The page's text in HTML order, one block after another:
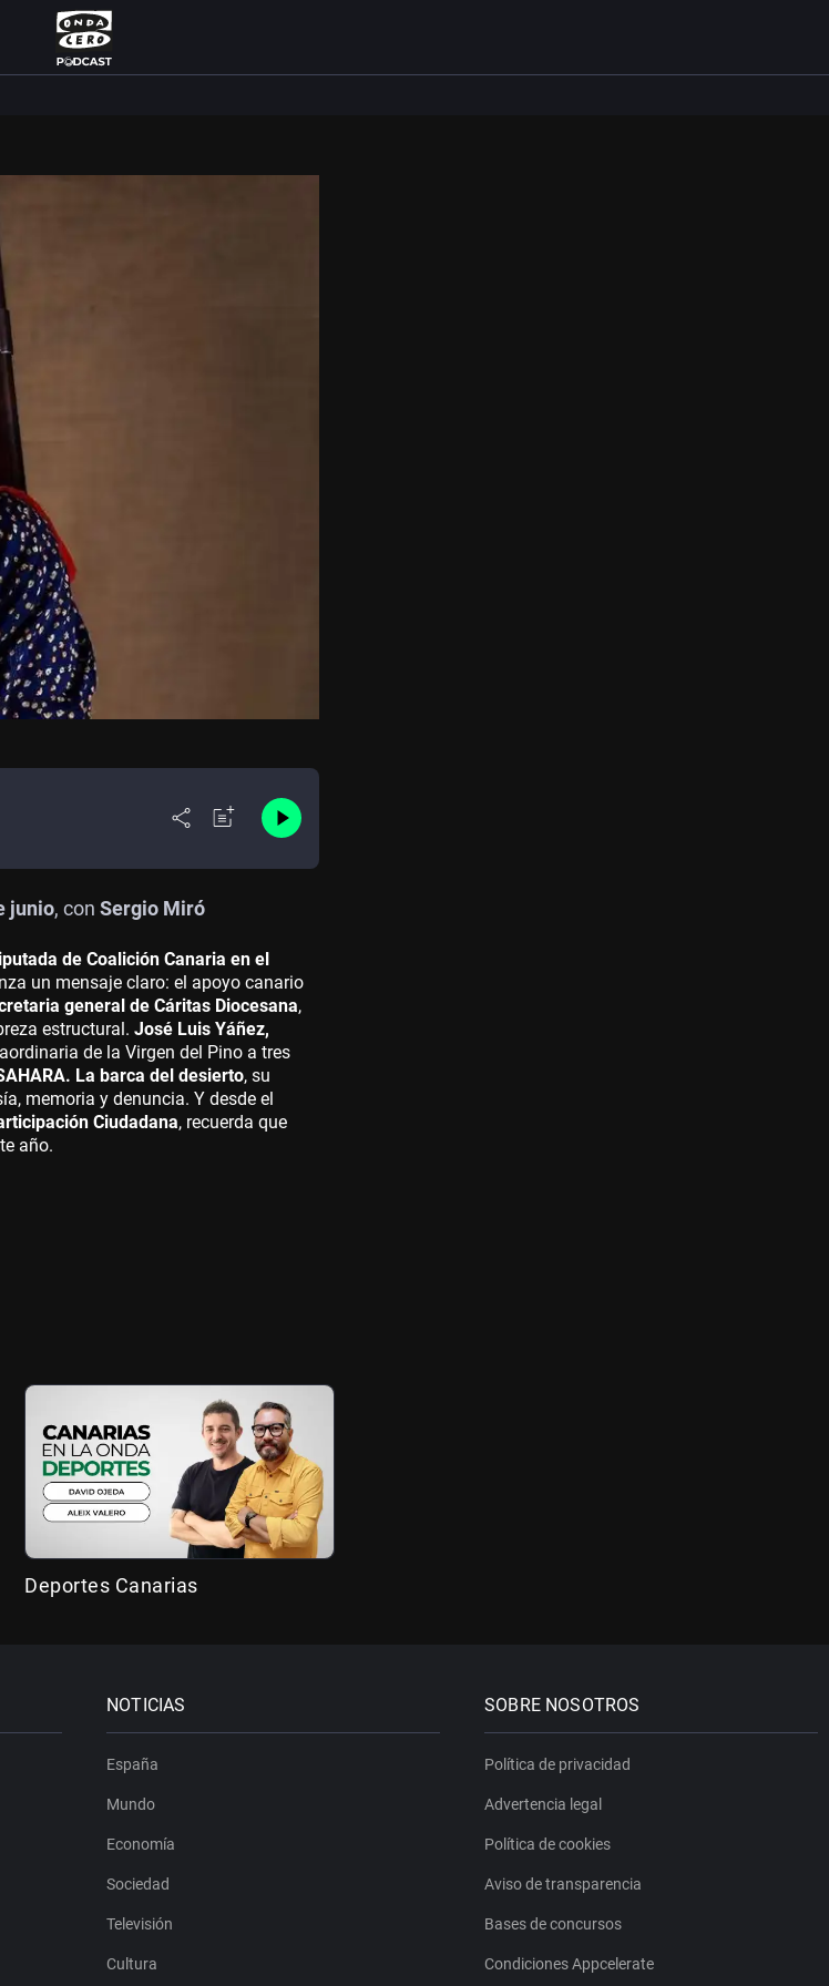
junio, con Sergio Miró
de Coalición Canaria en el
un mensaje claro: el apoyo canario
general de Cáritas Diocesana,
estructural. José Luis Yáñez,
de la Virgen del Pino a tres
La barca del desierto, su
memoria y denuncia. Y desde el
Ciudadana, recuerda que
año.
Deportes Canarias
NOTICIAS
España
Mundo
Economía
Sociedad
Televisión
Cultura
SOBRE NOSOTROS
Política de privacidad
Advertencia legal
Política de cookies
Aviso de transparencia
Bases de concursos
Condiciones Appcelerate